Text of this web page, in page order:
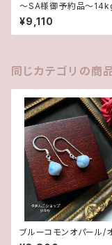
～SA様御予約品～
ス四点
¥9,110
同じカテゴリの商
ブルーコモンオパール/
カット✽Silver925ピア